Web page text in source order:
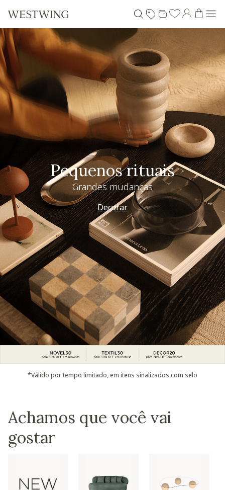
Pequenos rituais
Grandes mudanças
Decorar
*Válido por tempo limitado, em itens sinalizados com selo
Achamos que você vai
gostar